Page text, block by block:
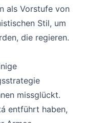
als Vorstufe von
Stil, um
die regieren.
missglückt.
entführt haben,